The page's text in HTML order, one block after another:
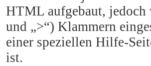
HTML aufgebaut, jedoch
und „>“) Klammern
einer speziellen Hilfe-
ist.